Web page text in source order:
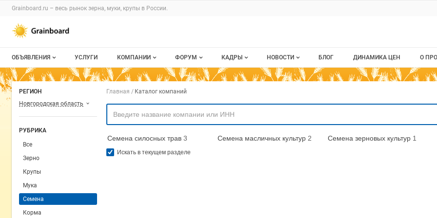
Раздел навигации по сайту grainboard.ru
Grainboard.ru – весь рынок зерна, муки, крупы в России.
Авторизация и меню пользователя
Навигация по разделам сайта grainboard.ru
ОБЪЯВЛЕНИЯ
Все объявления
Мои объявления
УСЛУГИ КОМПАНИИ
О каталоге компаний
Моя компания
Платное размещение
ФОРУМ
Все темы
КАДРЫ
Все вакансии
НОВОСТИ
Новости рынка
БЛОГ ДИНАМИКА ЦЕН О
О
РЕГИОН
Новгородская область
РУБРИКА
Все
Зерно
Крупы
Мука
Семена
Корма
Навигация по компаниям
Главная Каталог компаний
Семена силосных трав 3 Семена масличных культур 2 Семена зерновых культур 1
Искать в текущем разделе